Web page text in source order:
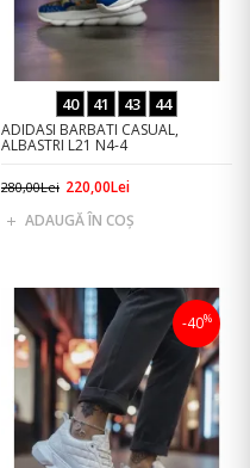
40 41 43 44
ADIDASI BARBATI CASUAL,
ALBASTRI L21 N4-4
280,00Lei 220,00Lei
ADAUGĂ ÎN COŞ
-40%